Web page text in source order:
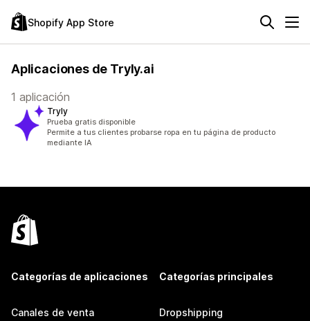
Shopify App Store
Aplicaciones de Tryly.ai
1 aplicación
Tryly
Prueba gratis disponible
Permite a tus clientes probarse ropa en tu página de producto
mediante IA
Categorías de aplicaciones
Canales de venta
Categorías principales
Dropshipping